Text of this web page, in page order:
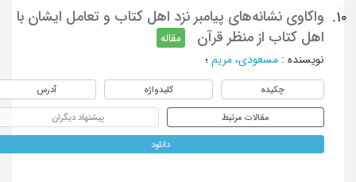
10.
واکاوی نشانه‌های پیامبر نزد اهل کتاب و تعامل ایشان با
اهل کتاب از منظر قرآن
مقاله
نویسنده: مسعودی، مریم؛
چکیده کلیدواژه آدرس
مقالات مرتبط پیشنهاد دیگران
دانلود